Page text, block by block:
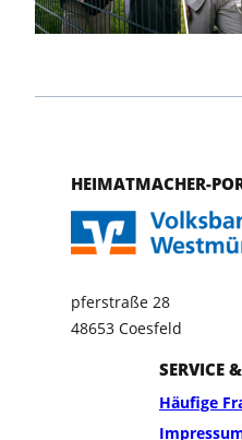
HEIMATMACHER-
pferstraße 28
48653 Coesfeld
SERVICE
Häufige